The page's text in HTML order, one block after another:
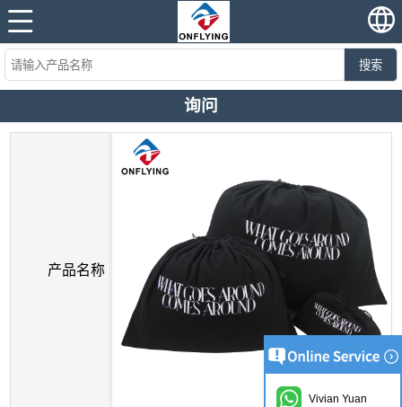
搜索
询问
产品名称
Vivian Yuan